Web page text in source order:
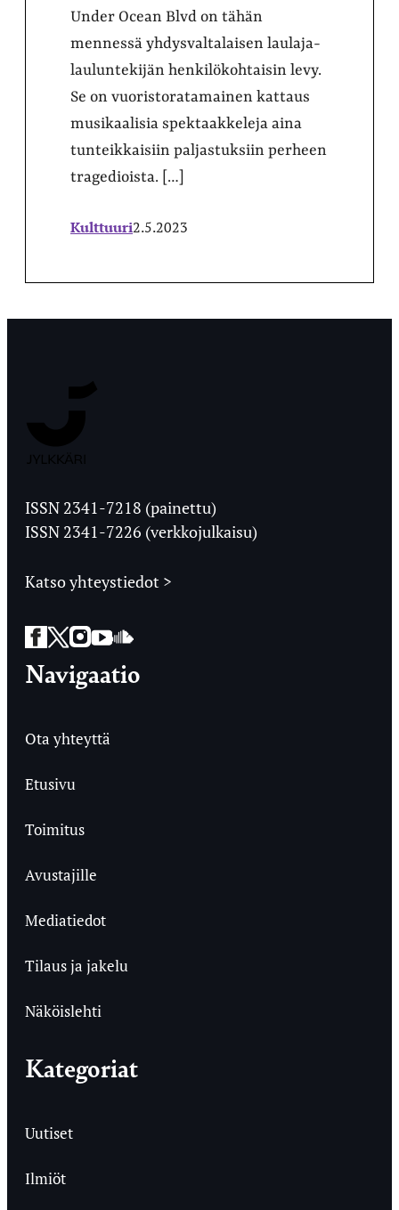
Under Ocean Blvd on tähän
mennessä yhdysvaltalaisen laulaja-
lauluntekijän henkilökohtaisin levy.
Se on vuoristoratamainen kattaus
musikaalisia spektaakkeleja aina
tunteikkaisiin paljastuksiin perheen
tragedioista. […]
Kulttuuri2.5.2023
Ylioppilaslehti
ISSN 2341-7218 (painettu)
ISSN 2341-7226 (verkkojulkaisu)
Katso yhteystiedot >
Facebook
Twitter
Instagram
YouTube
SoundCloud
Navigaatio
Ota yhteyttä
Etusivu
Toimitus
Avustajille
Mediatiedot
Tilaus ja jakelu
Näköislehti
Kategoriat
Uutiset
Ilmiöt